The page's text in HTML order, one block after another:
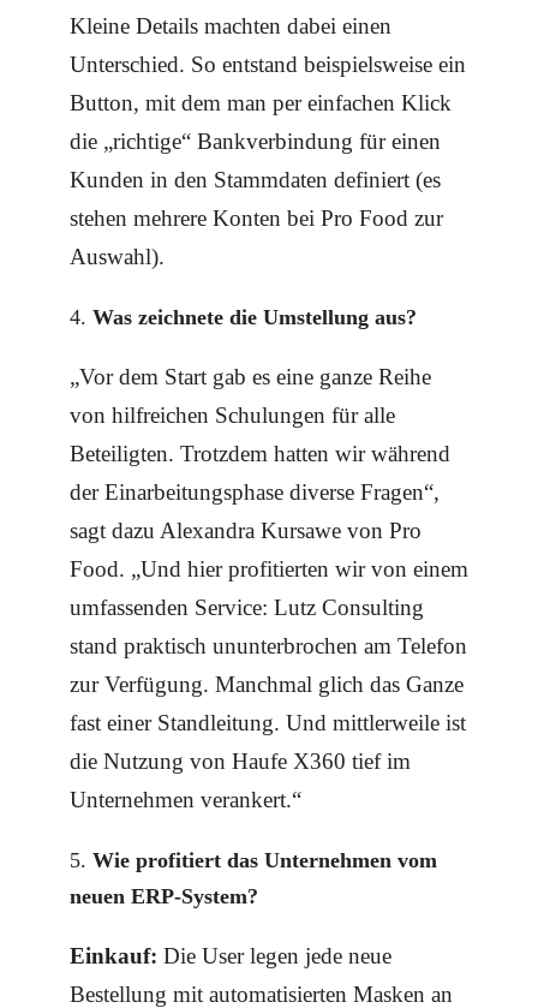
Kleine Details machten dabei einen
Unterschied. So entstand beispielsweise ein
Button, mit dem man per einfachen Klick
die „richtige“ Bankverbindung für einen
Kunden in den Stammdaten definiert (es
stehen mehrere Konten bei Pro Food zur
Auswahl).
Was zeichnete die Umstellung aus?
„Vor dem Start gab es eine ganze Reihe
von hilfreichen Schulungen für alle
Beteiligten. Trotzdem hatten wir während
der Einarbeitungsphase diverse Fragen“,
sagt dazu Alexandra Kursawe von Pro
Food. „Und hier profitierten wir von einem
umfassenden Service: Lutz Consulting
stand praktisch ununterbrochen am Telefon
zur Verfügung. Manchmal glich das Ganze
fast einer Standleitung. Und mittlerweile ist
die Nutzung von Haufe X360 tief im
Unternehmen verankert.“
Wie profitiert das Unternehmen vom
neuen ERP-System?
Einkauf: Die User legen jede neue
Bestellung mit automatisierten Masken an